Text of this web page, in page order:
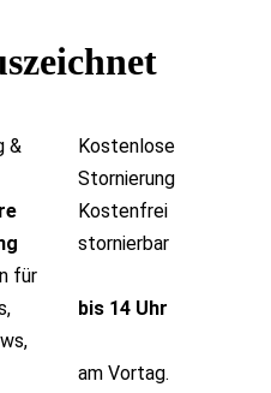
&
für
Kostenlose
Stornierung
Kostenfrei
stornierbar
bis 14 Uhr
am Vortag.